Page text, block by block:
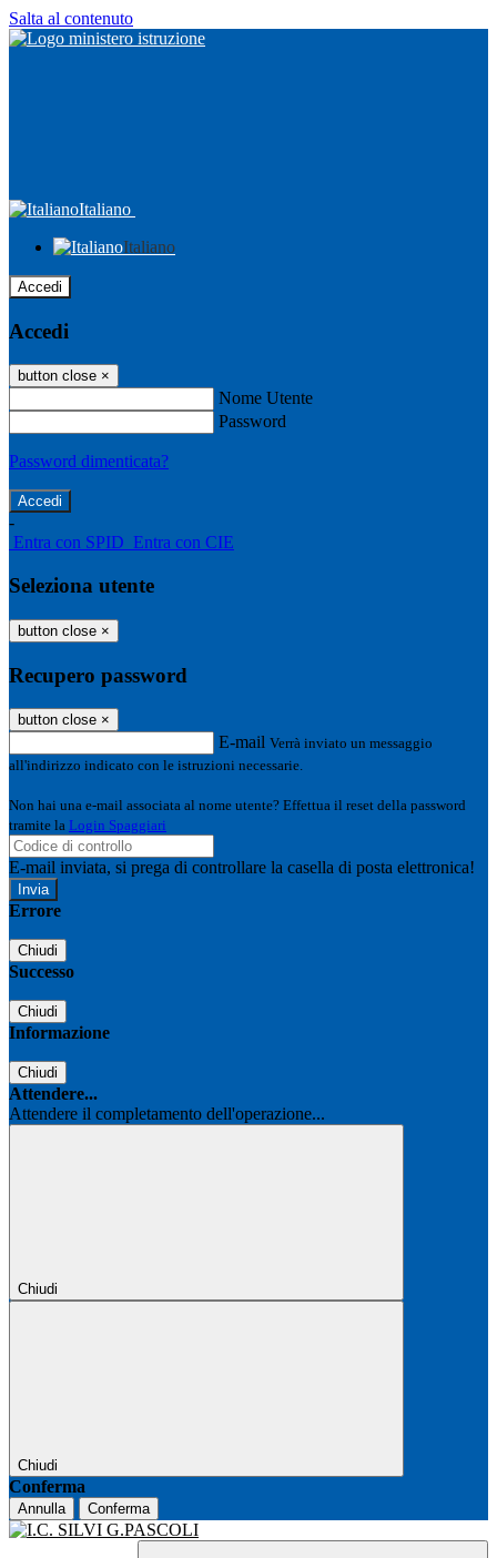
Salta al contenuto
Italiano
Italiano
Accedi
Accedi
button close ×
Nome Utente
Password
Password dimenticata?
-
Entra con SPID Entra con CIE
Seleziona utente
button close ×
Recupero password
button close ×
E-mail Verrà inviato un messaggio
all'indirizzo indicato con le istruzioni necessarie.
Non hai una e-mail associata al nome utente? Effettua il reset della password
tramite la Login Spaggiari
E-mail inviata, si prega di controllare la casella di posta elettronica!
Errore
Chiudi
Successo
Chiudi
Informazione
Chiudi
Attendere...
Attendere il completamento dell'operazione...
Chiudi
Chiudi
Conferma
Annulla Conferma